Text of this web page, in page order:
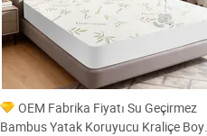
OEM Fabrika Fiyatı Su Geçirmez
Bambus Yatak Koruyucu Kraliçe Boy